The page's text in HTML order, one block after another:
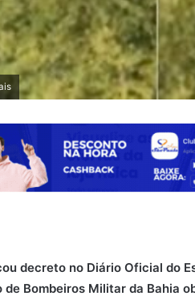
decreto no Diário Oficial do
de Bombeiros Militar da Bahia